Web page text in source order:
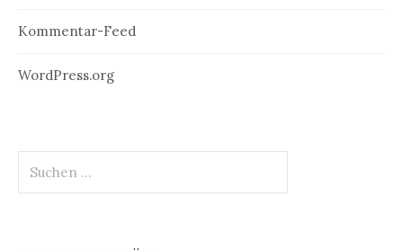
Kommentar-Feed
WordPress.org
nach: